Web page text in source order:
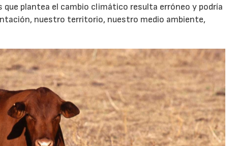
que plantea el cambio climático resulta erróneo y podría
nuestro territorio, nuestro medio ambiente,